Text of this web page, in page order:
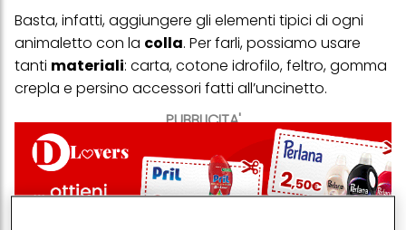
PUBBLICITA'
Basta, infatti, aggiungere gli elementi tipici di ogni
animaletto con la colla. Per farli, possiamo usare
tanti materiali: carta, cotone idrofilo, feltro, gomma
crepla e persino accessori fatti all’uncinetto.